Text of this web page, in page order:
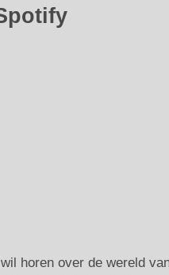
horen over de wereld